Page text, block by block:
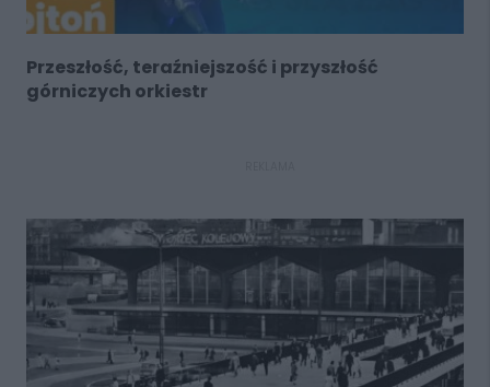
Przeszłość, teraźniejszość i przyszłość
górniczych orkiestr